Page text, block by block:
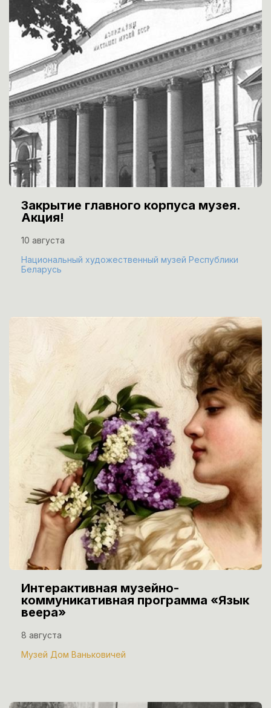
Закрытие главного корпуса музея.
Акция!
10 августа
Национальный художественный музей Республики
Беларусь
Интерактивная музейно-
коммуникативная программа «Язык
веера»
8 августа
Музей Дом Ваньковичей